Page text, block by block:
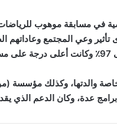
في مسابقة موهوب للرياضات،
وعي المجتمع وعاداتهم
والدتها، وكذلك مؤسسة
عدة، وكان الدعم الذي